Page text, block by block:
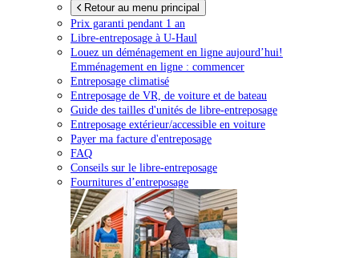
Retour au menu principal
Prix garanti pendant 1 an
Libre-entreposage à U-Haul
Louez un déménagement en ligne aujourd’hui!
Emménagement en ligne : commencer
Entreposage climatisé
Entreposage de VR, de voiture et de bateau
Guide des tailles d'unités de libre-entreposage
Entreposage extérieur/accessible en voiture
Payer ma facture d'entreposage
FAQ
Conseils sur le libre-entreposage
Fournitures d’entreposage